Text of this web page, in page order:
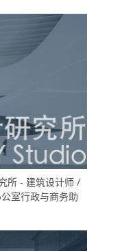
所 - 建筑设计师 /
室行政与商务助